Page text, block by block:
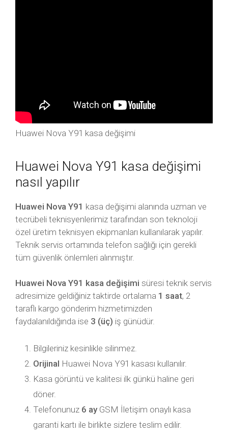
Huawei Nova Y91 kasa değişimi
Huawei Nova Y91 kasa değişimi
nasıl yapılır
Huawei Nova Y91 kasa değişimi alanında uzman ve
tecrübeli teknisyenlerimiz tarafından son teknoloji
özel üretim teknisyen ekipmanları kullanılarak yapılır.
Teknik servis ortamında telefon sağlığı için gerekli
tüm güvenlik önlemleri alınmıştır.
Huawei Nova Y91 kasa değişimi süresi teknik servis
adresimize geldiğiniz taktirde ortalama 1 saat, 2
taraflı kargo gönderim hizmetimizden
faydalanıldığında ise 3 (üç) iş günüdür.
Bilgileriniz kesinlikle silinmez.
Orijinal Huawei Nova Y91 kasası kullanılır.
Kasa görüntü ve kalitesi ilk günkü haline geri
döner.
Telefonunuz 6 ayGSM İletişim onaylı kasa
garanti kartı ile birlikte sizlere teslim edilir.